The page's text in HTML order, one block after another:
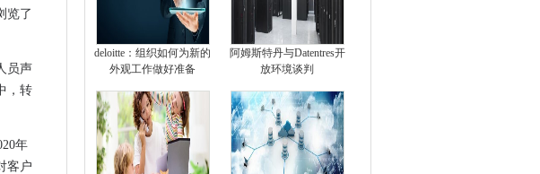
览了
员声
，转
年
客户
deloitte：组织如何为新的
外观工作做好准备
阿姆斯特丹与Datentres开
放环境谈判